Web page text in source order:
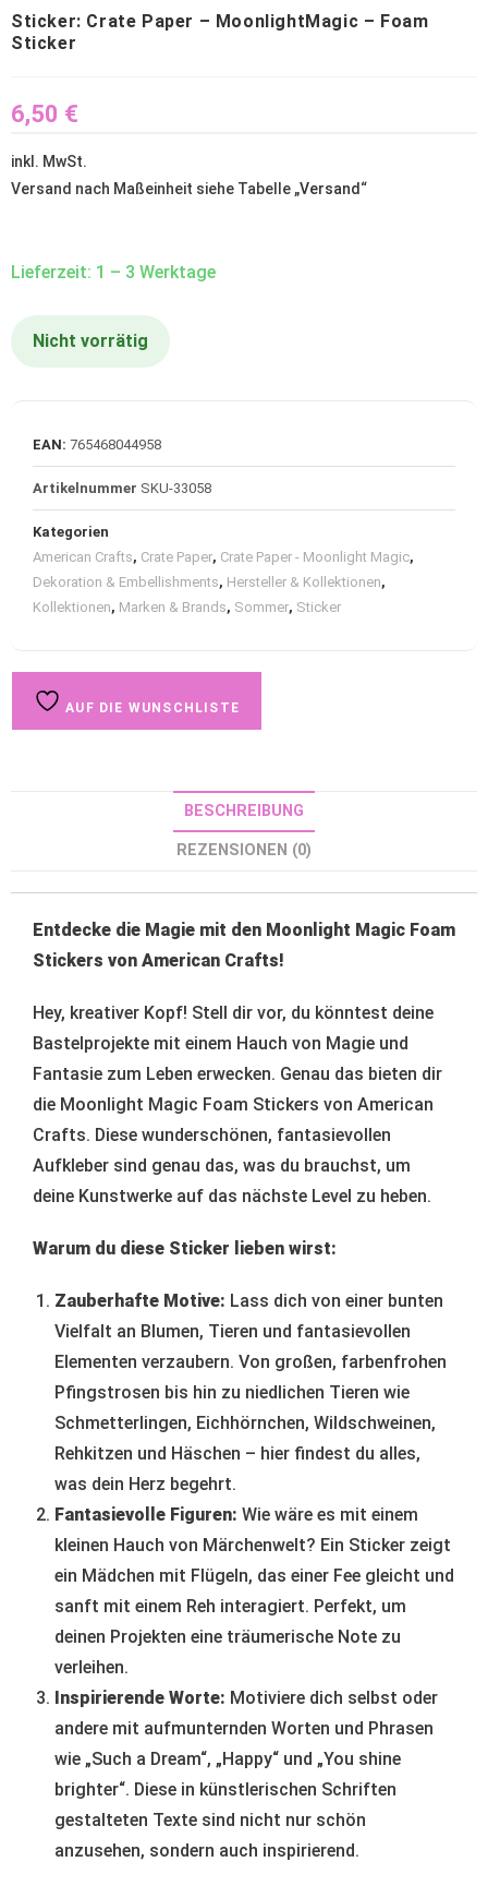
Sticker: Crate Paper – MoonlightMagic – Foam
Sticker
6,50 €
inkl. MwSt.
Versand nach Maßeinheit siehe Tabelle „Versand “
Lieferzeit: 1 – 3 Werktage
Nicht vorrätig
EAN: 765468044958
Artikelnummer SKU-33058
Kategorien
American Crafts, Crate Paper, Crate Paper - Moonlight Magic,
Dekoration & Embellishments, Hersteller & Kollektionen,
Kollektionen, Marken & Brands, Sommer, Sticker
AUF DIE WUNSCHLISTE
BESCHREIBUNG
REZENSIONEN (0)
Entdecke die Magie mit den Moonlight Magic Foam
Stickers von American Crafts!
Hey, kreativer Kopf! Stell dir vor, du könntest deine
Bastelprojekte mit einem Hauch von Magie und
Fantasie zum Leben erwecken. Genau das bieten dir
die Moonlight Magic Foam Stickers von American
Crafts. Diese wunderschönen, fantasievollen
Aufkleber sind genau das, was du brauchst, um
deine Kunstwerke auf das nächste Level zu heben.
Warum du diese Sticker lieben wirst:
Zauberhafte Motive: Lass dich von einer bunten
Vielfalt an Blumen, Tieren und fantasievollen
Elementen verzaubern. Von großen, farbenfrohen
Pfingstrosen bis hin zu niedlichen Tieren wie
Schmetterlingen, Eichhörnchen, Wildschweinen,
Rehkitzen und Häschen – hier findest du alles,
was dein Herz begehrt.
Fantasievolle Figuren: Wie wäre es mit einem
kleinen Hauch von Märchenwelt? Ein Sticker zeigt
ein Mädchen mit Flügeln, das einer Fee gleicht und
sanft mit einem Reh interagiert. Perfekt, um
deinen Projekten eine träumerische Note zu
verleihen.
Inspirierende Worte: Motiviere dich selbst oder
andere mit aufmunternden Worten und Phrasen
wie „Such a Dream“, „Happy“ und „You shine
brighter“. Diese in künstlerischen Schriften
gestalteten Texte sind nicht nur schön
anzusehen, sondern auch inspirierend.